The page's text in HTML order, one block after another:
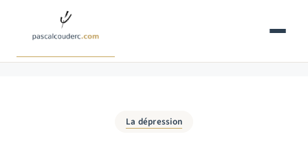
La dépression